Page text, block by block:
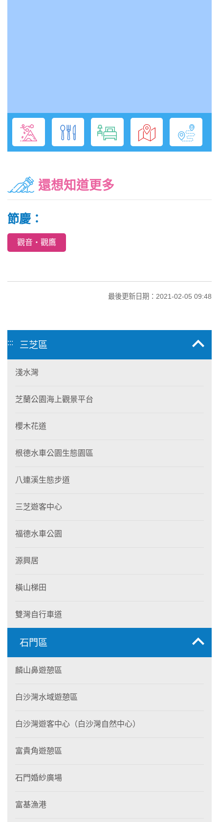
還想知道更多
節慶：
觀音‧觀鷹
最後更新日期：2021-02-05 09:48
::: 三芝區
淺水灣
芝蘭公園海上觀景平台
櫻木花道
根德水車公園生態園區
八連溪生態步道
三芝遊客中心
福德水車公園
源興居
橫山梯田
雙灣自行車道
石門區
麟山鼻遊憩區
白沙灣水域遊憩區
白沙灣遊客中心（白沙灣自然中心）
富貴角遊憩區
石門婚紗廣場
富基漁港